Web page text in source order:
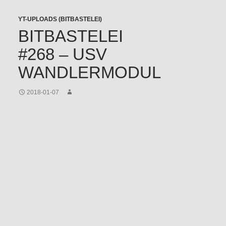
YT-UPLOADS (BITBASTELEI)
BITBASTELEI
#268 – USV
WANDLERMODUL
2018-01-07